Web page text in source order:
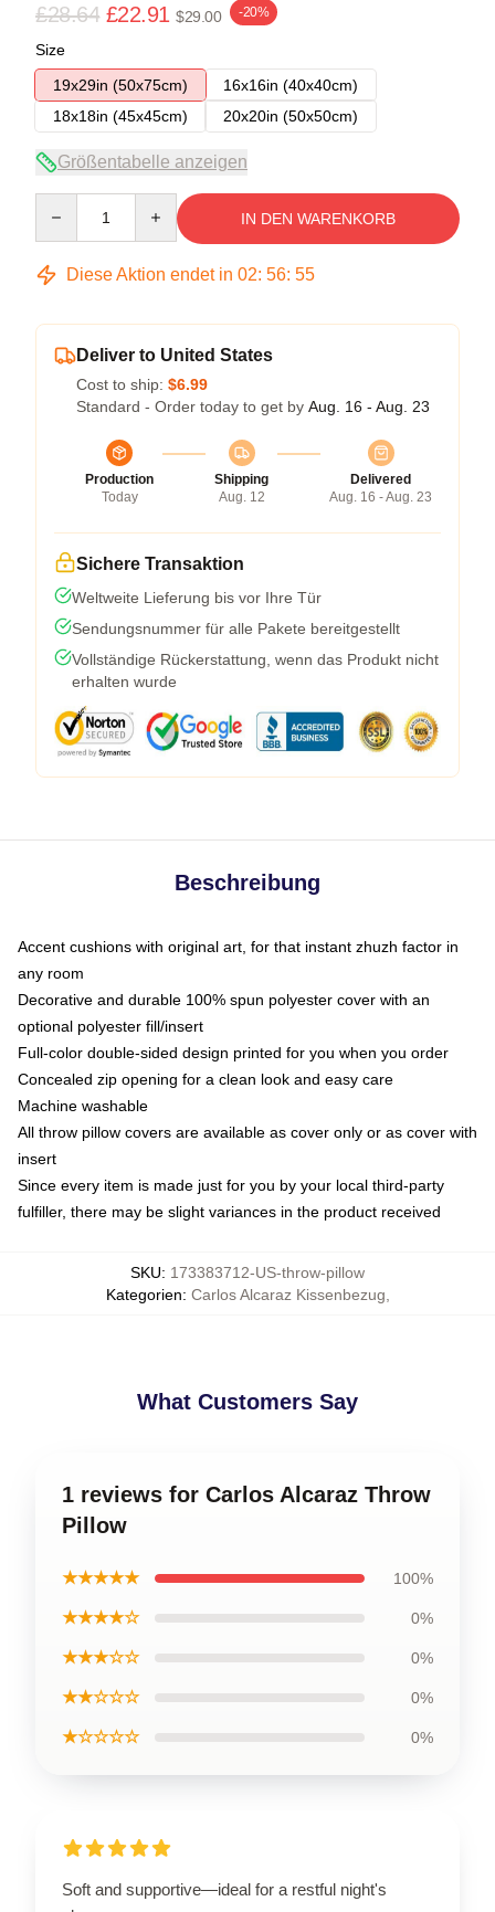
£28.64 £22.91 $29.00 -20%
Size
19x29in (50x75cm)
16x16in (40x40cm)
18x18in (45x45cm)
20x20in (50x50cm)
Größentabelle anzeigen
IN DEN WARENKORB
Diese Aktion endet in 02: 56: 54
Deliver to United States
Cost to ship: $6.99
Standard - Order today to get by Aug. 16 - Aug. 23
Production
Today
Shipping
Aug. 12
Delivered
Aug. 16 - Aug. 23
Sichere Transaktion
Weltweite Lieferung bis vor Ihre Tür
Sendungsnummer für alle Pakete bereitgestellt
Vollständige Rückerstattung, wenn das Produkt nicht
erhalten wurde
Beschreibung
Accent cushions with original art, for that instant zhuzh factor in
any room
Decorative and durable 100% spun polyester cover with an
optional polyester fill/insert
Full-color double-sided design printed for you when you order
Concealed zip opening for a clean look and easy care
Machine washable
All throw pillow covers are available as cover only or as cover with
insert
Since every item is made just for you by your local third-party
fulfiller, there may be slight variances in the product received
SKU: 173383712-US-throw-pillow
Kategorien: Carlos Alcaraz Kissenbezug
What Customers Say
1 reviews for Carlos Alcaraz Throw
Pillow
★★★★★ 100%
★★★★☆ 0%
★★★☆☆ 0%
★★☆☆☆ 0%
★☆☆☆☆ 0%
Soft and supportive—ideal for a restful night's